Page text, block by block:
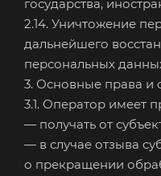
государства,
2.14. Уничтожение
дальнейшего
персональных
3. Основные права и
3.1. Оператор имеет
— получать от
— в случае отзыва
о прекращении